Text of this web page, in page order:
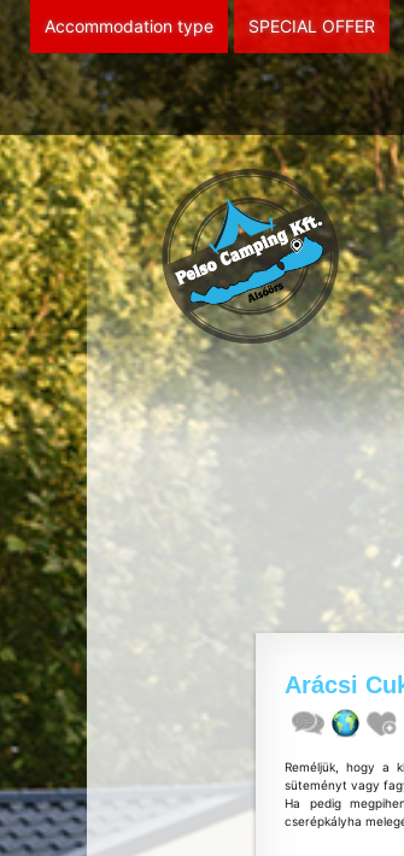
Accommodation type SPECIAL OFFER
Arácsi
Reméljük, hogy a
süteményt vagy
Ha pedig
cserépkályha